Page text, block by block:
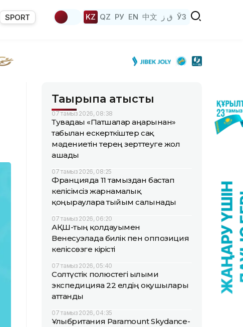
SPORT KZ QZ РУ EN 中文 ق ز ЎЗ
Тақырыпқа қатысты
07 тамыз 2026, 08:38
Тувадағы «Патшалар аңғарынан»
табылған ескерткіштер сақ
мәдениетін терең зерттеуге жол
ашады
07 тамыз 2026, 08:25
Францияда 11 тамыздан бастап
келісімсіз жарнамалық
қоңырауларға тыйым салынады
07 тамыз 2026, 06:20
АҚШ-тың қолдауымен
Венесуэлада билік пен оппозиция
келіссөзге кірісті
07 тамыз 2026, 05:40
Солтүстік полюстегі ғылыми
экспедицияға 22 елдің оқушылары
аттанды
07 тамыз 2026, 04:35
Ұлыбритания Paramount Skydance-